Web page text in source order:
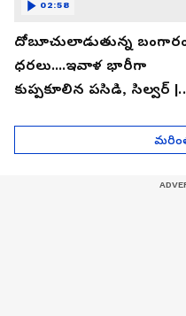
దోబూచులాడుతున్న
ధరలు....ఇవాళ భారీగా
కుప్పకూలిన పసిడి, సిల్వర్ |
02:58